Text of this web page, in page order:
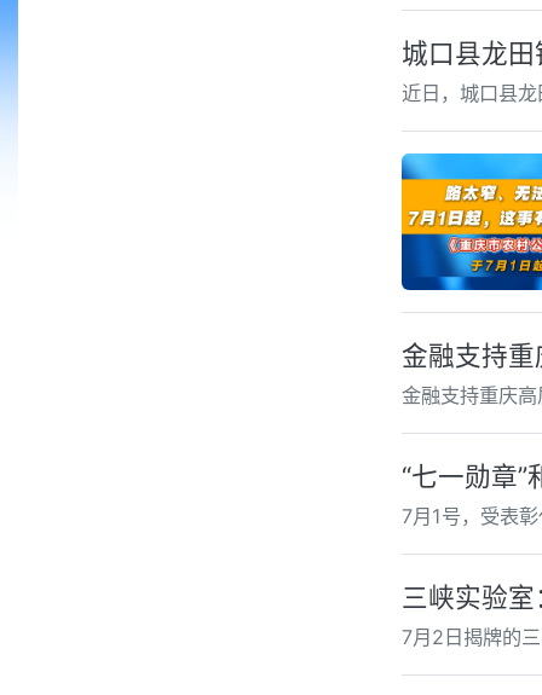
城口县龙田
近日，城口县
金融支持
金融支持重庆
“七一勋章
7月1号，受表
三峡实验
7月2日揭牌的